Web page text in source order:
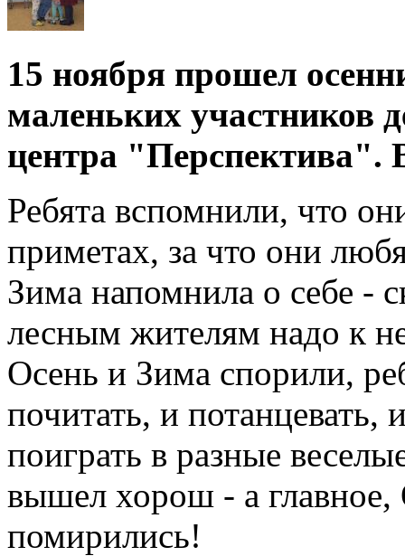
15 ноября прошел
маленьких участников
центра "Перспектива".
Ребята вспомнили, что
приметах, за что они
Зима напомнила о себе -
лесным жителям надо к
Осень и Зима спорили,
почитать, и потанцевать,
поиграть в разные
вышел хорош - а
помирились!